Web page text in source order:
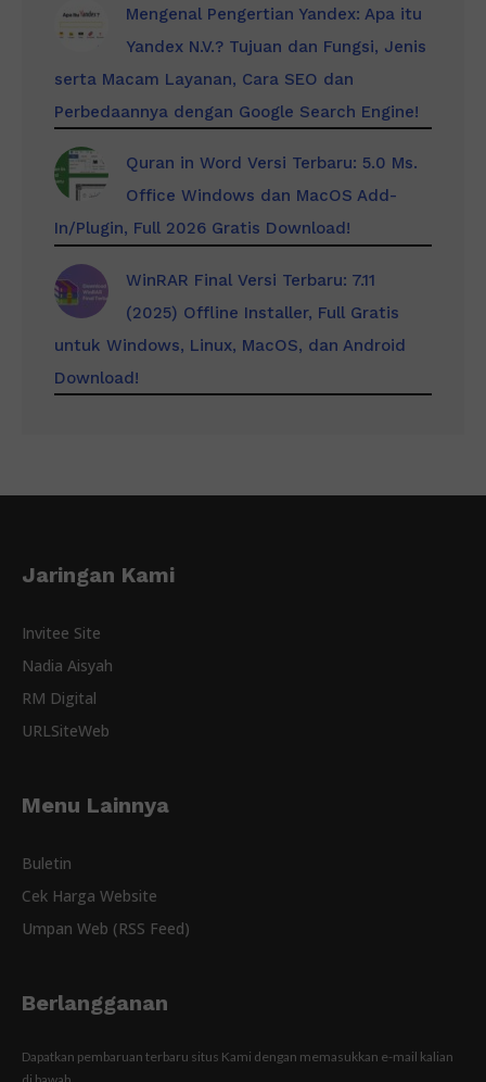
Mengenal Pengertian Yandex: Apa itu
Yandex N.V.? Tujuan dan Fungsi, Jenis
serta Macam Layanan, Cara SEO dan
Perbedaannya dengan Google Search Engine!
Quran in Word Versi Terbaru: 5.0 Ms.
Office Windows dan MacOS Add-
In/Plugin, Full 2026 Gratis Download!
WinRAR Final Versi Terbaru: 7.11
(2025) Offline Installer, Full Gratis
untuk Windows, Linux, MacOS, dan Android
Download!
Jaringan Kami
Invitee Site
Nadia Aisyah
RM Digital
URLSiteWeb
Menu Lainnya
Buletin
Cek Harga Website
Umpan Web (RSS Feed)
Berlangganan
Dapatkan pembaruan terbaru situs Kami dengan memasukkan e-mail kalian